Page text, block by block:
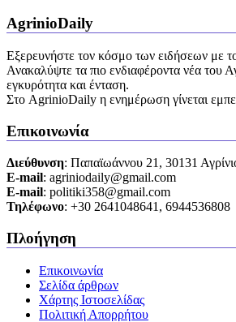
AgrinioDaily
Εξερευνήστε τον κόσμο των ειδήσεων με
Ανακαλύψτε τα πιο ενδιαφέροντα νέα του
εγκυρότητα και ένταση.
Στο AgrinioDaily η ενημέρωση γίνεται
Επικοινωνία
Διεύθυνση: Παπαϊωάννου 21, 30131
Ε-mail: agriniodaily@gmail.com
Ε-mail: politiki358@gmail.com
Τηλέφωνο: +30 2641048641, 6944536808
Πλοήγηση
Επικοινωνία
Σελίδα άρθρων
Χάρτης Ιστοσελίδας
Πολιτική Απορρήτου